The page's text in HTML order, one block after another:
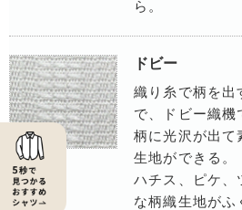
ら。
ドビー
織り糸で柄を出
で、ドビー織機
柄に光沢が出て
生地ができる。
ハチス、ピケ、
な柄織生地がふ